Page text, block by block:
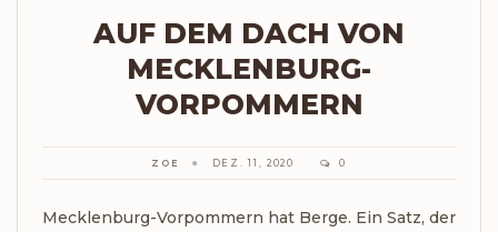
AUF DEM DACH VON
MECKLENBURG-
VORPOMMERN
ZOE DEZ. 11, 2020 0
Mecklenburg-Vorpommern hat Berge. Ein Satz, der